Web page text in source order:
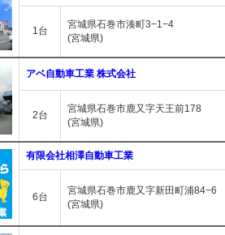
1台
宮城県石巻市湊町3−1−4
(宮城県)
アベ自動車工業 株式会社
2台
宮城県石巻市鹿又字天王前178
(宮城県)
有限会社相澤自動車工業
6台
宮城県石巻市鹿又字新田町浦84−6
(宮城県)